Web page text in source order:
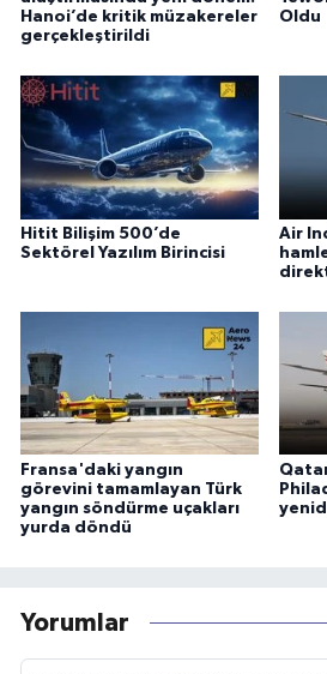
Hanoi’de kritik müzakereler
gerçekleştirildi
Oldu
Hitit Bilişim 500’de
Sektörel Yazılım Birincisi
Air
Fransa'daki yangın
görevini tamamlayan Türk
yangın söndürme uçakları
yurda döndü
Yorumlar